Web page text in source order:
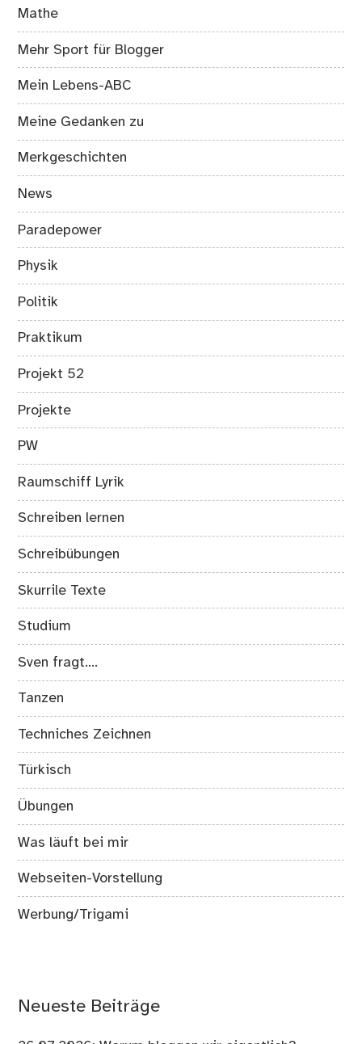
Mathe
Mehr Sport für Blogger
Mein Lebens-ABC
Meine Gedanken zu
Merkgeschichten
News
Paradepower
Physik
Politik
Praktikum
Projekt 52
Projekte
PW
Raumschiff Lyrik
Schreiben lernen
Schreibübungen
Skurrile Texte
Studium
Sven fragt….
Tanzen
Techniches Zeichnen
Türkisch
Übungen
Was läuft bei mir
Webseiten-Vorstellung
Werbung/Trigami
Neueste Beiträge